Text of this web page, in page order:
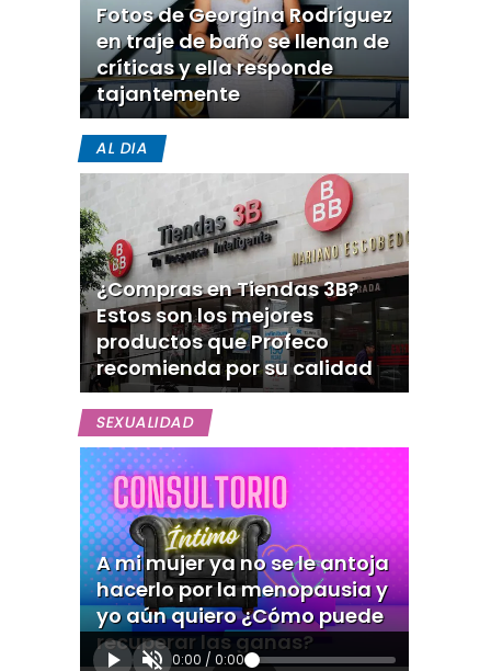
Fotos de Georgina Rodríguez
en traje de baño se llenan de
críticas y ella responde
tajantemente
AL DIA
¿Compras en Tiendas 3B?
Estos son los mejores
productos que Profeco
recomienda por su calidad
SEXUALIDAD
A mi mujer ya no se le antoja
hacerlo por la menopausia y
yo aún quiero ¿Cómo puede
recuperar las ganas?
0:00 / 0:00